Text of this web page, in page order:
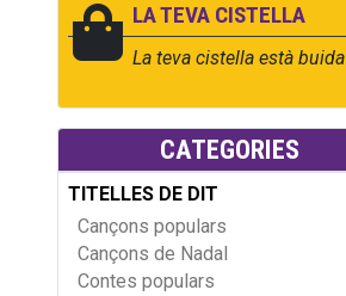
LA TEVA CISTELLA
La teva cistella està buida
CATEGORIES
TITELLES DE DIT
Cançons populars
Cançons de Nadal
Contes populars